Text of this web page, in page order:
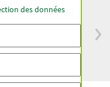
gamme depuis
des données